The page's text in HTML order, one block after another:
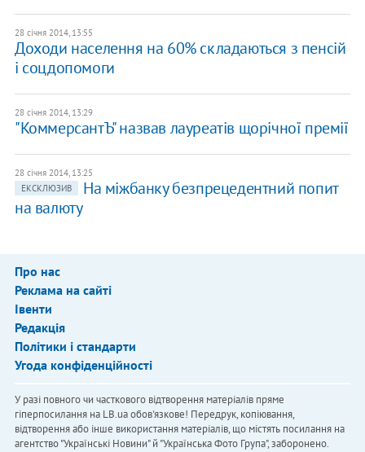
28 січня 2014, 13:55
Доходи населення на 60% складаються з пенсій
і соцдопомоги
28 січня 2014, 13:29
"КоммерсантЪ" назвав лауреатів щорічної премії
28 січня 2014, 13:25
ЕКСКЛЮЗИВ
На міжбанку безпрецедентний попит
на валюту
Про нас
Реклама на сайті
Івенти
Редакція
Політики і стандарти
Угода конфіденційності
У разі повного чи часткового відтворення матеріалів пряме
гіперпосилання на LB.ua обов'язкове! Передрук, копіювання,
відтворення або інше використання матеріалів, що містять посилання на
агентство "Українськi Новини" й "Українська Фото Група", заборонено.